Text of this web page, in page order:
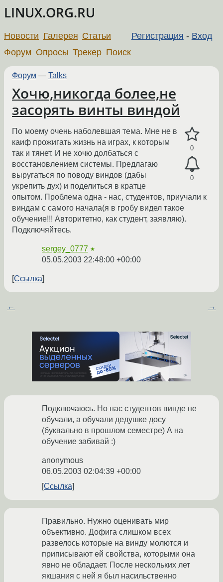
LINUX.ORG.RU
Регистрация - Вход
Новости Галерея Статьи
Форум Опросы Трекер Поиск
Форум — Talks
Хочю,никогда более,не
засорять винты виндой
0
0
По моему очень наболевшая тема. Мне не в
каиф прожигать жизнь на играх, к которым
так и тянет. И не хочю долбаться с
восстановлением системы. Предлагаю
выругаться по поводу виндов (дабы
укрепить дух) и поделиться в кратце
опытом. Проблема одна - нас, студентов, приучали к
виндам с самого начала(я в гробу видел такое
обучение!!! Авторитетно, как студент, заявляю).
Подключяйтесь.
sergey_0777 ★
05.05.2003 22:48:00 +00:00
Ссылка
← →
Подключаюсь. Но нас студентов винде не
обучали, а обучали дедушке досу
(буквально в прошлом семестре) А на
обучение забивай :)
anonymous
06.05.2003 02:04:39 +00:00
Ссылка
Правильно. Нужно оценивать мир
объективно. Дофига слишком всех
развелось которые на винду молются и
приписывают ей свойства, которыми она
явно не обладает. После нескольких лет
якшания с ней я был насильственно